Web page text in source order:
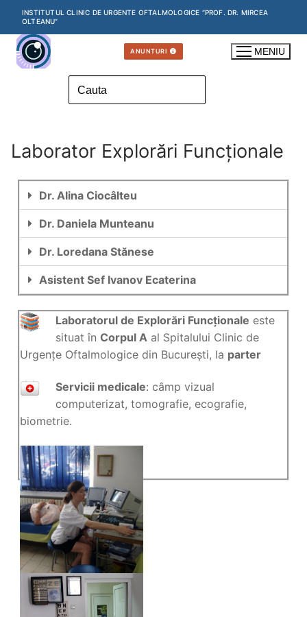
INSTITUTUL CLINIC DE URGENTE OFTALMOLOGICE “PROF. DR. MIRCEA
OLTEANU”
ANUNTURI MENIU
Laborator Explorări Funcționale
Dr. Alina Ciocâlteu
Dr. Daniela Munteanu
Dr. Loredana Stănese
Asistent Sef Ivanov Ecaterina
Laboratorul de Explorări Funcționale este
situat în Corpul A al Spitalului Clinic de
Urgențe Oftalmologice din București, la parter
Servicii medicale: câmp vizual
computerizat, tomografie, ecografie,
biometrie.